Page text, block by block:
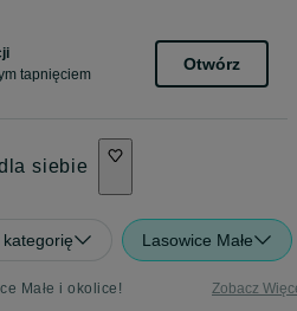
tapnięciem
Otwórz
siebie
Lasowice Małe
Małe i okolice! Zobacz